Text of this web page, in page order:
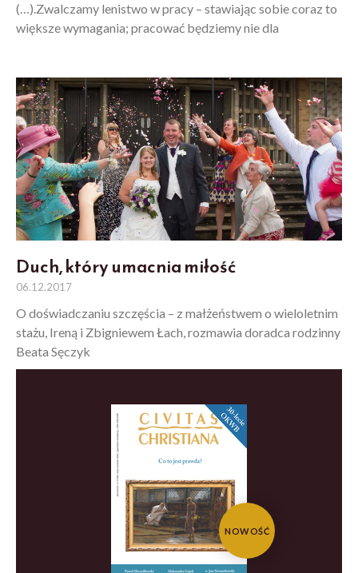
(…).Zwalczamy lenistwo w pracy – stawiając sobie coraz to
większe wymagania; pracować będziemy nie dla
Duch, który umacnia miłość
06.12.2017
O doświadczaniu szczęścia – z małżeństwem o wieloletnim
stażu, Ireną i Zbigniewem Łach, rozmawia doradca rodzinny
Beata Sęczyk
NOWOŚĆ